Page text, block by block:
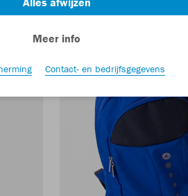
Meer info
Contact- en bedrijfsgegevens